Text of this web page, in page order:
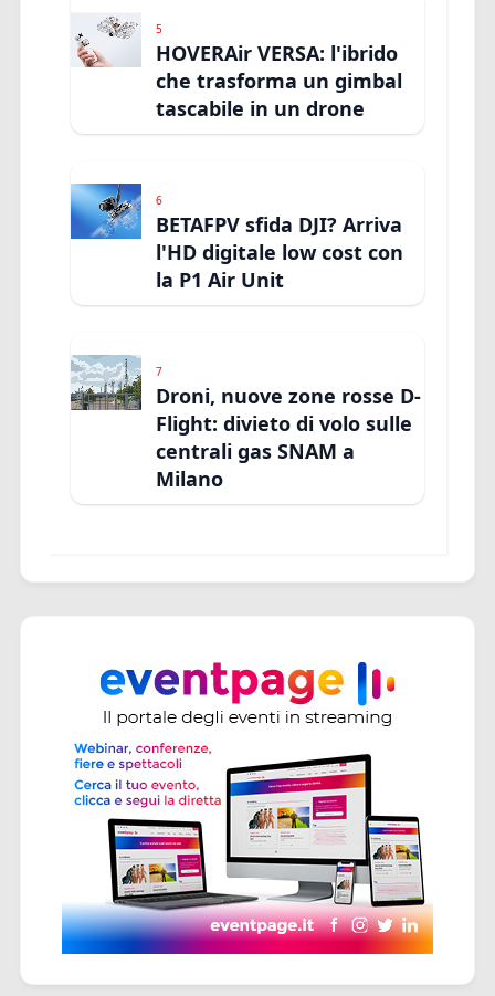
5
HOVERAir VERSA: l'ibrido
che trasforma un gimbal
tascabile in un drone
6
BETAFPV sfida DJI? Arriva
l'HD digitale low cost con
la P1 Air Unit
7
Droni, nuove zone rosse D-
Flight: divieto di volo sulle
centrali gas SNAM a
Milano